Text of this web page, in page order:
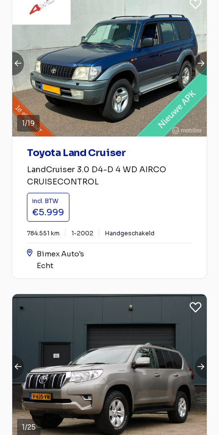
1/19
Toyota Land Cruiser
LandCruiser 3.0 D4-D 4 WD AIRCO
CRUISECONTROL
incl. BTW
€5.999
784.551 km 1-2002 Handgeschakeld
Bimex Auto's
Echt
1/25